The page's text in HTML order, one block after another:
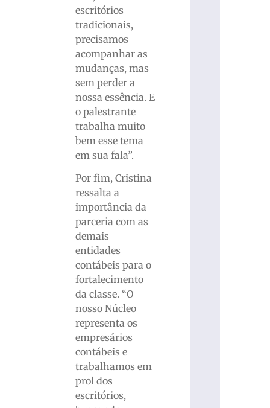
escritórios
tradicionais,
precisamos
acompanhar as
mudanças, mas
sem perder a
nossa essência. E
o palestrante
trabalha muito
bem esse tema
em sua fala”.
Por fim, Cristina
ressalta a
importância da
parceria com as
demais
entidades
contábeis para o
fortalecimento
da classe. “O
nosso Núcleo
representa os
empresários
contábeis e
trabalhamos em
prol dos
escritórios,